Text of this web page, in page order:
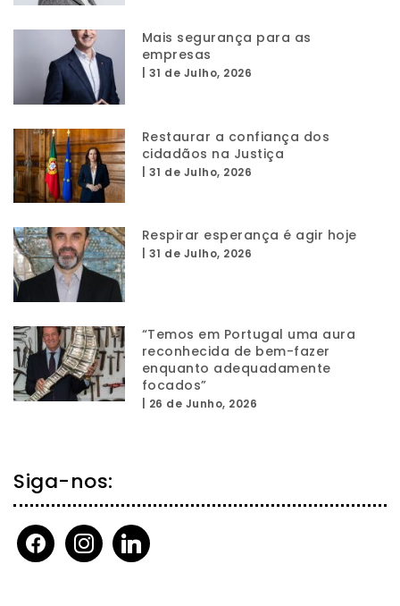
Mais segurança para as
empresas
31 de Julho, 2026
Restaurar a confiança dos
cidadãos na Justiça
31 de Julho, 2026
Respirar esperança é agir hoje
31 de Julho, 2026
“Temos em Portugal uma aura
reconhecida de bem-fazer
enquanto adequadamente
focados”
26 de Junho, 2026
Siga-nos:
facebookinstagramlinkedin